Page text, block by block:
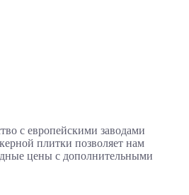
с европейскими заводами
плитки позволяет нам
цены с дополнительными